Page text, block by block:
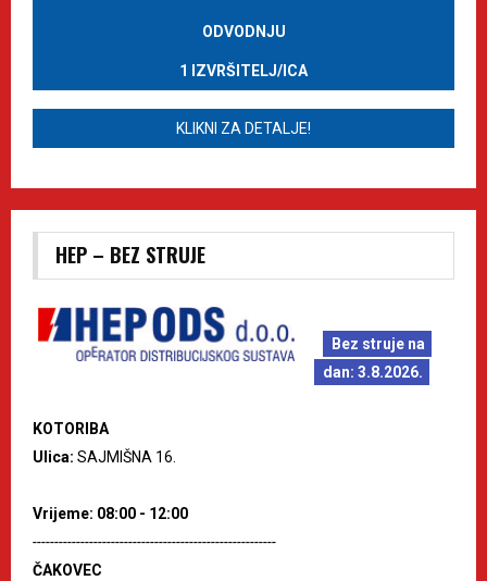
ODVODNJU
1 IZVRŠITELJ/ICA
KLIKNI ZA DETALJE!
HEP – BEZ STRUJE
Bez struje na
dan: 3.8.2026.
KOTORIBA
Ulica: SAJMIŠNA 16.
Vrijeme: 08:00 - 12:00
--------------------------------------------------------
ČAKOVEC